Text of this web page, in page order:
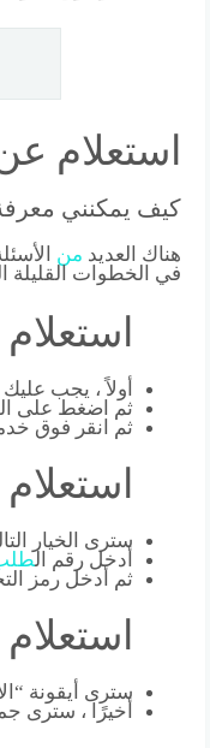
استعلام
كيف يمكنني
هناك العديد من
في الخطوات القليلة
أولاً ، يجب
ثم اضغط على
ثم انقر فوق
سترى الخيار
أدخل رقم ال
ثم أدخل رمز
سترى أيقونة
أخيرًا ، سترى